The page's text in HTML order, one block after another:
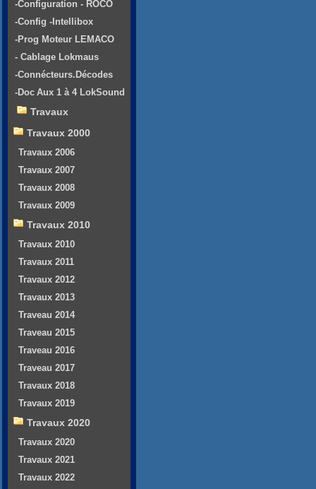
-Configuration - ROCO
-Config -Intellibox
-Prog Moteur LEMACO
- Cablage Lokmaus
-Connécteurs.Décodes
-Doc Aux 1 à 4 LokSound
Travaux
Travaux 2000
Travaux 2006
Travaux 2007
Travaux 2008
Travaux 2009
Travaux 2010
Travaux 2010
Travaux 2011
Travaux 2012
Travaux 2013
Traveau 2014
Traveau 2015
Traveau 2016
Traveau 2017
Travaux 2018
Travaux 2019
Travaux 2020
Travaux 2020
Travaux 2021
Travaux 2022